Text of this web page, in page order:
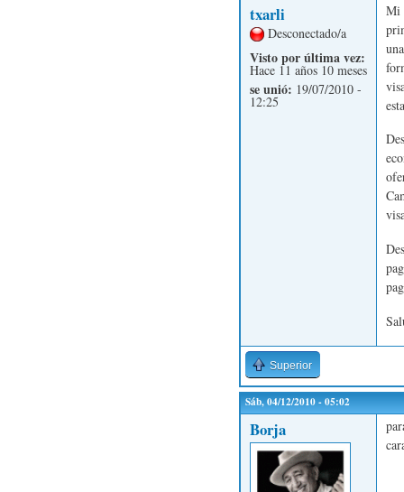
txarli
Desconectado/a
Visto por última vez:
Hace 11 años 10 meses
se unió: 19/07/2010 -
12:25
Mi
Superior
Sáb, 04/12/2010 - 05:02
Borja